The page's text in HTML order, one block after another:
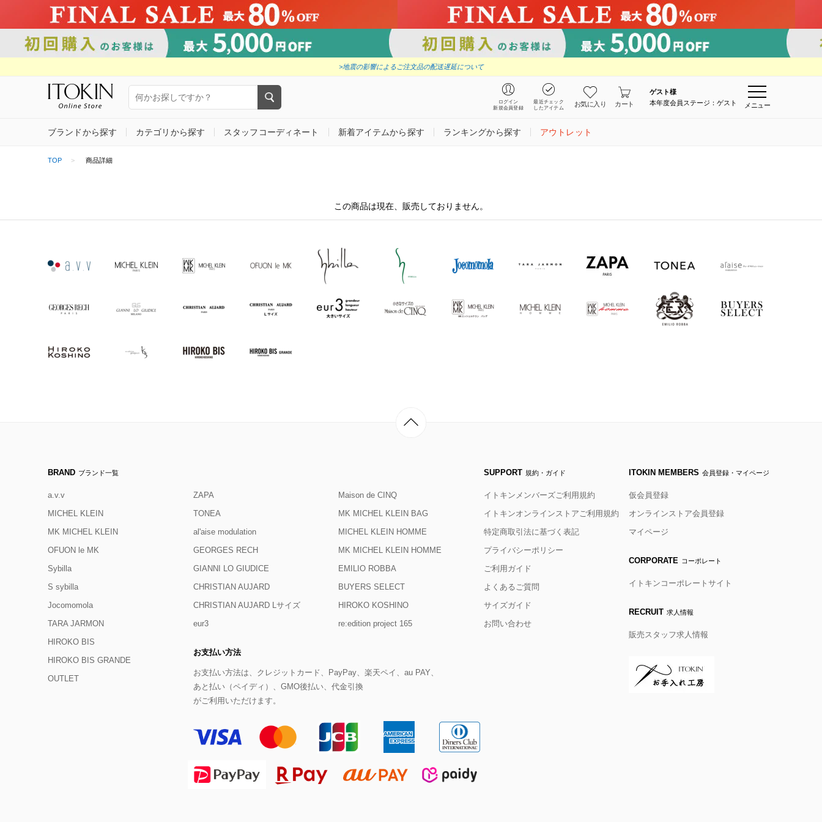
>地震の影響によるご注文品の配送遅延について
ログイン
新規会員登録
最近チェック
したアイテム
お気に入り カート
ゲスト様
本年度会員ステージ：ゲスト
メニュー
ブランドから探す カテゴリから探す スタッフコーディネート 新着アイテムから探す ランキングから探す アウトレット
TOP 商品詳細
この商品は現在、販売しておりません。
BRAND ブランド一覧
a.v.v
MICHEL KLEIN
MK MICHEL KLEIN
OFUON le MK
Sybilla
S sybilla
Jocomomola
TARA JARMON
ZAPA
TONEA
al'aise modulation
GEORGES RECH
GIANNI LO GIUDICE
CHRISTIAN AUJARD
CHRISTIAN AUJARD Lサイズ
eur3
Maison de CINQ
MK MICHEL KLEIN BAG
MICHEL KLEIN HOMME
MK MICHEL KLEIN HOMME
EMILIO ROBBA
BUYERS SELECT
HIROKO KOSHINO
re:edition project 165
HIROKO BIS
HIROKO BIS GRANDE
OUTLET
お支払い方法
お支払い方法は、クレジットカード、PayPay、楽天ペイ、au PAY、
あと払い（ペイディ）、GMO後払い、代金引換
がご利用いただけます。
SUPPORT 規約・ガイド
イトキンメンバーズご利用規約
イトキンオンラインストアご利用規約
特定商取引法に基づく表記
プライバシーポリシー
ご利用ガイド
よくあるご質問
サイズガイド
お問い合わせ
ITOKIN MEMBERS 会員登録・マイページ
仮会員登録
オンラインストア会員登録
マイページ
CORPORATE コーポレート
イトキンコーポレートサイト
RECRUIT 求人情報
販売スタッフ求人情報